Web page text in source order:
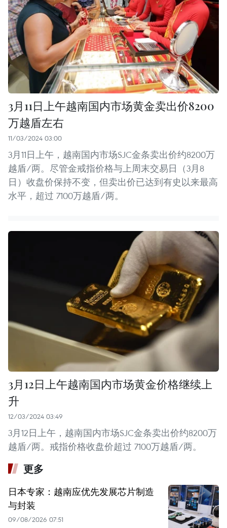
3月11日上午越南国内市场黄金卖出价8200
万越盾左右
11/03/2024 03:00
3月11日上午，越南国内市场SJC金条卖出价约8200万
越盾/两。尽管金戒指价格与上周末交易日（3月8
日）收盘价保持不变，但卖出价已达到有史以来最高
水平，超过 7100万越盾/两。
3月12日上午越南国内市场黄金价格继续上
升
12/03/2024 03:49
3月12日上午，越南国内市场SJC金条卖出价约8200万
越盾/两。戒指价格收盘价超过 7100万越盾/两。
更多
日本专家：越南应优先发展芯片制造
与封装
09/08/2026 07:51